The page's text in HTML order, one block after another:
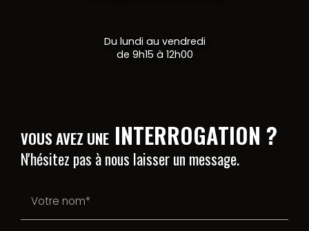
Du lundi au vendredi
de 9h15 à 12h00
VOUS AVEZ UNE INTERROGATION ?
N'hésitez pas à nous laisser un message.